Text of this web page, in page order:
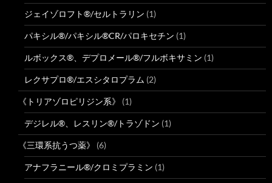
ジェイゾロフト®/セルトラリン (1)
パキシル®/パキシル®CR/パロキセチン (1)
ルボックス®、デプロメール®/フルボキサミン (1)
レクサプロ®/エスシタロプラム (2)
《トリアゾロピリジン系》 (1)
デジレル®、レスリン®/トラゾドン (1)
《三環系抗うつ薬》 (6)
アナフラニール®/クロミプラミン (1)